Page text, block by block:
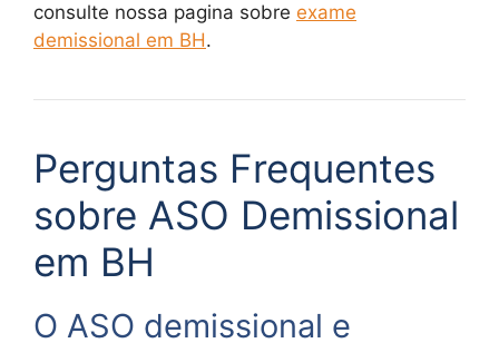
consulte nossa pagina sobre exame
demissional em BH.
Perguntas Frequentes
sobre ASO Demissional
em BH
O ASO demissional e